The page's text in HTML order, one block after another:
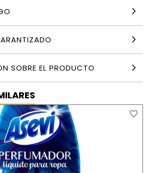
SOBRE EL PRODUCTO